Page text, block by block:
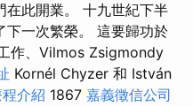
在此開業。 十九世紀下半
下一次繁榮。 這要歸功於
作、Vilmos Zsigmondy
Kornél Chyzer 和 István
介紹 1867 嘉義徵信公司